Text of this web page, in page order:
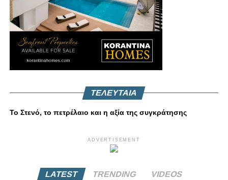
ΤΕΛΕΥΤΑΙΑ
Το Στενό, το πετρέλαιο και η αξία της συγκράτησης
ADVERTISEMENT
LATEST TRENDING VIDEOS